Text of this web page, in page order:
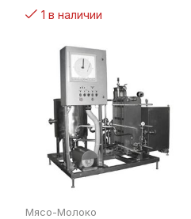
1 в наличии
Мясо-Молоко